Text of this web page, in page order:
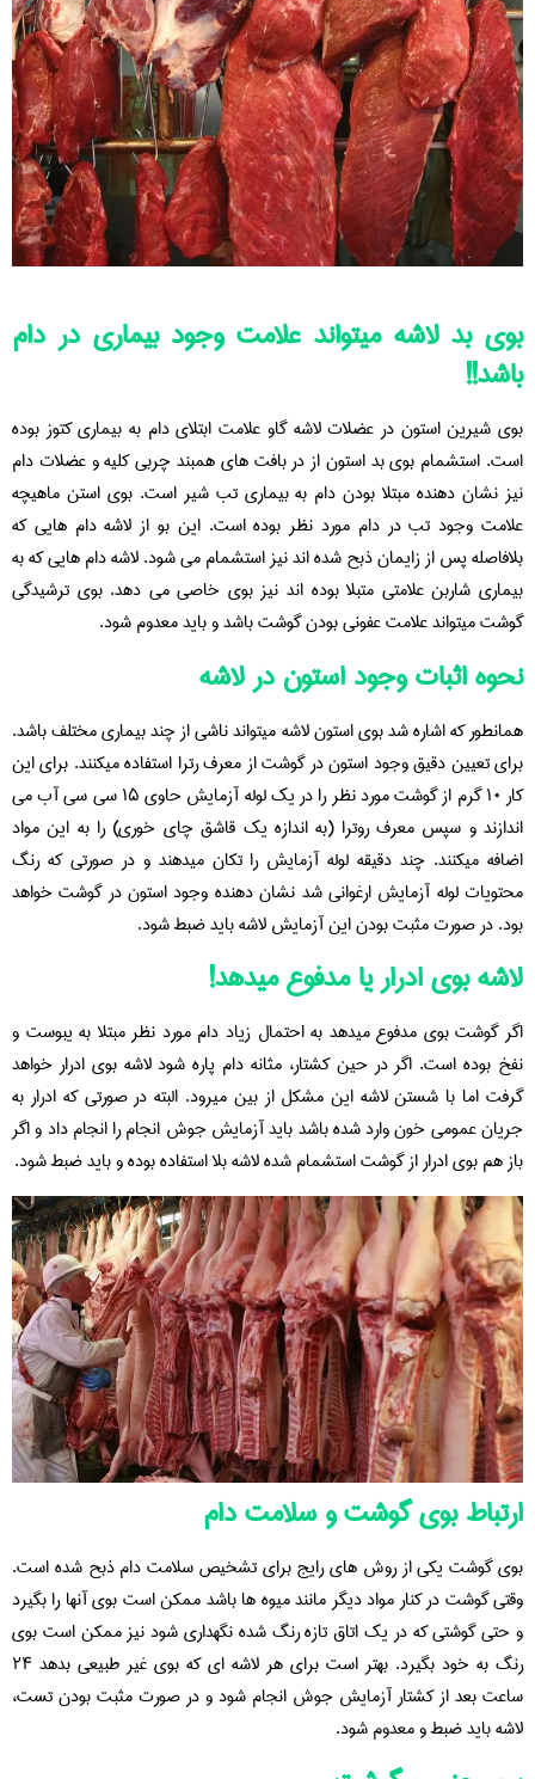
بوی بد لاشه میتواند علامت وجود بیماری در دام
باشد!!
بوی شیرین استون در عضلات لاشه گاو علامت ابتلای دام به بیماری کتوز بوده
است. استشمام بوی بد استون از در بافت های همبند چربی کلیه و عضلات دام
نیز نشان دهنده مبتلا بودن دام به بیماری تب شیر است. بوی استن ماهیچه
علامت وجود تب در دام مورد نظر بوده است. این بو از لاشه دام هایی که
بلافاصله پس از زایمان ذبح شده اند نیز استشمام می شود. لاشه دام هایی که به
بیماری شاربن علامتی متبلا بوده اند نیز بوی خاصی می دهد. بوی ترشیدگی
گوشت میتواند علامت عفونی بودن گوشت باشد و باید معدوم شود.
نحوه اثبات وجود استون در لاشه
همانطور که اشاره شد بوی استون لاشه میتواند ناشی از چند بیماری مختلف باشد.
برای تعیین دقیق وجود استون در گوشت از معرف رترا استفاده میکنند. برای این
کار ۱۰ گرم از گوشت مورد نظر را در یک لوله آزمایش حاوی ۱۵ سی سی آب می
اندازند و سپس معرف روترا (به اندازه یک قاشق چای خوری) را به این مواد
اضافه میکنند. چند دقیقه لوله آزمایش را تکان میدهند و در صورتی که رنگ
محتویات لوله آزمایش ارغوانی شد نشان دهنده وجود استون در گوشت خواهد
بود. در صورت مثبت بودن این آزمایش لاشه باید ضبط شود.
لاشه بوی ادرار یا مدفوع میدهد!
اگر گوشت بوی مدفوع میدهد به احتمال زیاد دام مورد نظر مبتلا به یبوست و
نفخ بوده است. اگر در حین کشتار، مثانه دام پاره شود لاشه بوی ادرار خواهد
گرفت اما با شستن لاشه این مشکل از بین میرود. البته در صورتی که ادرار به
جریان عمومی خون وارد شده باشد باید آزمایش جوش انجام را انجام داد و اگر
باز هم بوی ادرار از گوشت استشمام شده لاشه بلا استفاده بوده و باید ضبط شود.
ارتباط بوی گوشت و سلامت دام
بوی گوشت یکی از روش های رایج برای تشخیص سلامت دام ذبح شده است.
وقتی گوشت در کنار مواد دیگر مانند میوه ها باشد ممکن است بوی آنها را بگیرد
و حتی گوشتی که در یک اتاق تازه رنگ شده نگهداری شود نیز ممکن است بوی
رنگ به خود بگیرد. بهتر است برای هر لاشه ای که بوی غیر طبیعی بدهد ۲۴
ساعت بعد از کشتار آزمایش جوش انجام شود و در صورت مثبت بودن تست،
لاشه باید ضبط و معدوم شود.